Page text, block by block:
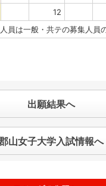
12
員は一般・共テの募集人員
出願結果へ
山女子大学入試情報へ